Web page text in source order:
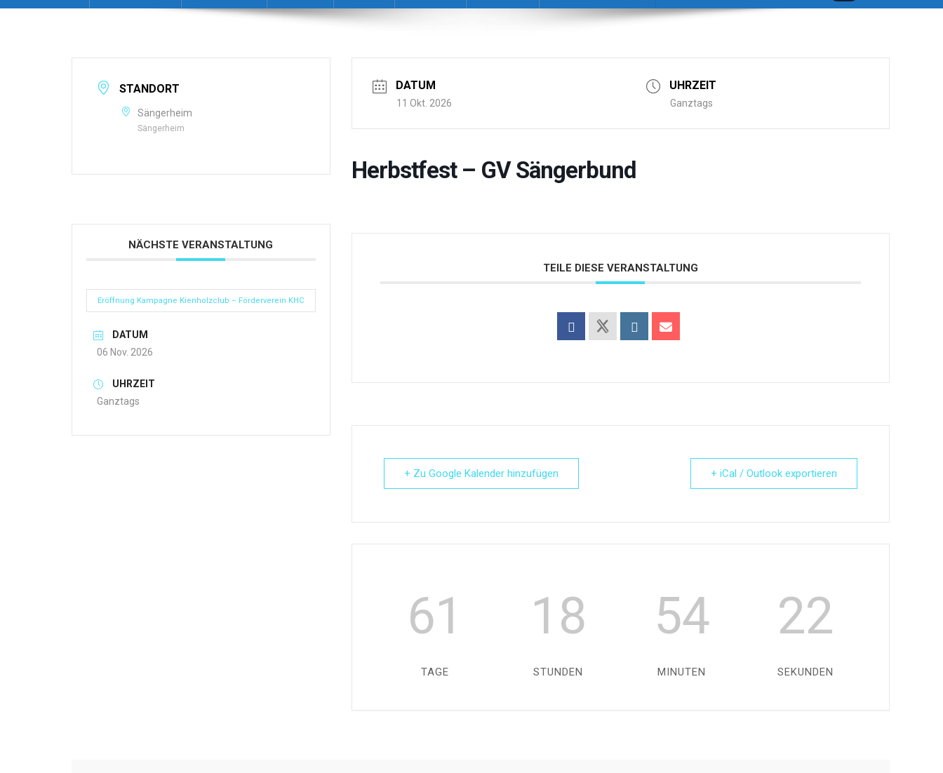
STANDORT
Sängerheim
Sängerheim
NÄCHSTE VERANSTALTUNG
Eröffnung Kampagne Kienholzclub – Förderverein KHC
DATUM
06 Nov. 2026
UHRZEIT
Ganztags
DATUM
11 Okt. 2026
UHRZEIT
Ganztags
Herbstfest – GV Sängerbund
TEILE DIESE VERANSTALTUNG
+ Zu Google Kalender hinzufügen + iCal / Outlook exportieren
61
TAGE
18
STUNDEN
54
MINUTEN
22
SEKUNDEN